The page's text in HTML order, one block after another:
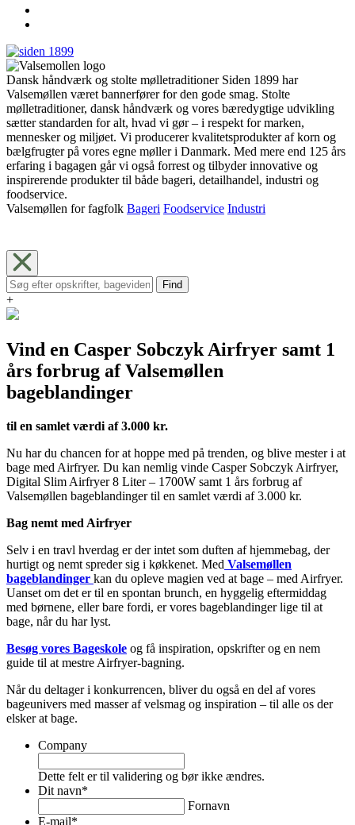
Dansk håndværk og stolte mølletraditioner Siden 1899 har
Valsemøllen været bannerfører for den gode smag. Stolte
mølletraditioner, dansk håndværk og vores bæredygtige udvikling
sætter standarden for alt, hvad vi gør – i respekt for marken,
mennesker og miljøet. Vi producerer kvalitetsprodukter af korn og
bælgfrugter på vores egne møller i Danmark. Med mere end 125 års
erfaring i bagagen går vi også forrest og tilbyder innovative og
inspirerende produkter til både bageri, detailhandel, industri og
foodservice.
Valsemøllen for fagfolk Bageri Foodservice Industri
Find
+
Vind en Casper Sobczyk Airfryer samt 1
års forbrug af Valsemøllen
bageblandinger
til en samlet værdi af 3.000 kr.
Nu har du chancen for at hoppe med på trenden, og blive mester i at
bage med Airfryer. Du kan nemlig vinde Casper Sobczyk Airfryer,
Digital Slim Airfryer 8 Liter – 1700W samt 1 års forbrug af
Valsemøllen bageblandinger til en samlet værdi af 3.000 kr.
Bag nemt med Airfryer
Selv i en travl hverdag er der intet som duften af hjemmebag, der
hurtigt og nemt spreder sig i køkkenet. Med Valsemøllen
bageblandinger kan du opleve magien ved at bage – med Airfryer.
Uanset om det er til en spontan brunch, en hyggelig eftermiddag
med børnene, eller bare fordi, er vores bageblandinger lige til at
bage, når du har lyst.
Besøg vores Bageskole og få inspiration, opskrifter og en nem
guide til at mestre Airfryer-bagning.
Når du deltager i konkurrencen, bliver du også en del af vores
bageunivers med masser af velsmag og inspiration – til alle os der
elsker at bage.
Company
Dette felt er til validering og bør ikke ændres.
Dit navn*
Fornavn
E-mail*